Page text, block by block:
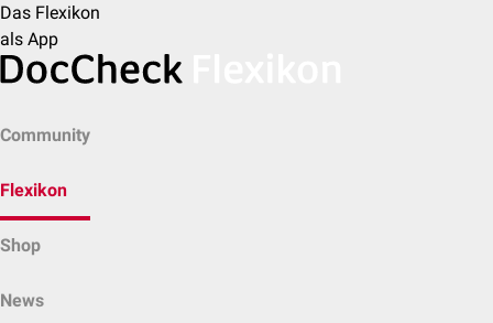
Das Flexikon
als App
Community
Flexikon
Shop
News